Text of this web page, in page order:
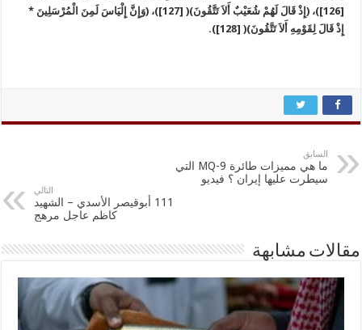
[126])، (إِذْ قَالَ لَهُمْ شُعَيْبٌ أَلاَ تَتَّقُونَ)( [127])، (وَإِنَّ إِلْيَاسَ لَمِنَ الْمُرْسَلِينَ *
إِذْ قَالَ لِقَوْمِهِ أَلاَ تَتَّقُونَ)( [128]).
السابق
ما هي مميزات طائرة MQ-9 التي
سيطرت عليها إيران ؟ فيديو
التالي
111 أبوقيصر الأسدي – الشهيد
كاظم عاجل مرهج
مقالات مشابهة